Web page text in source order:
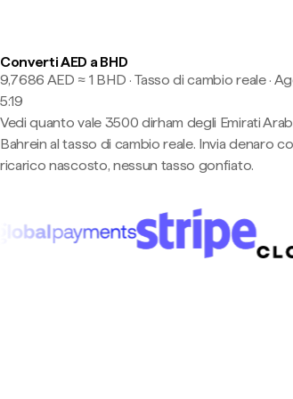
Converti AED a BHD
9,7686 AED ≈ 1 BHD · Tasso di cambio reale·
5:19
Vedi quanto vale 3500 dirham degli Emirati
Bahrein al tasso di cambio reale. Invia denaro
ricarico nascosto, nessun tasso gonfiato.